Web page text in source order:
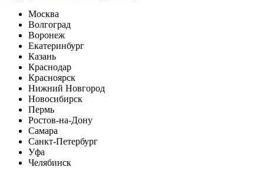
Москва
Волгоград
Воронеж
Екатеринбург
Казань
Краснодар
Красноярск
Нижний Новгород
Новосибирск
Пермь
Ростов-на-Дону
Самара
Санкт-Петербург
Уфа
Челябинск